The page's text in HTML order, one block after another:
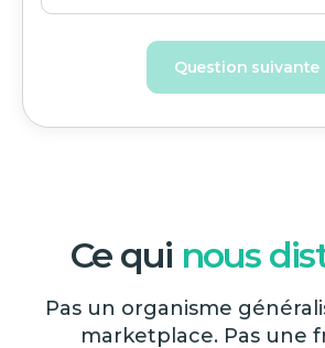
Question suivante
Ce qui nous
Pas un organisme
marketplace. Pas une